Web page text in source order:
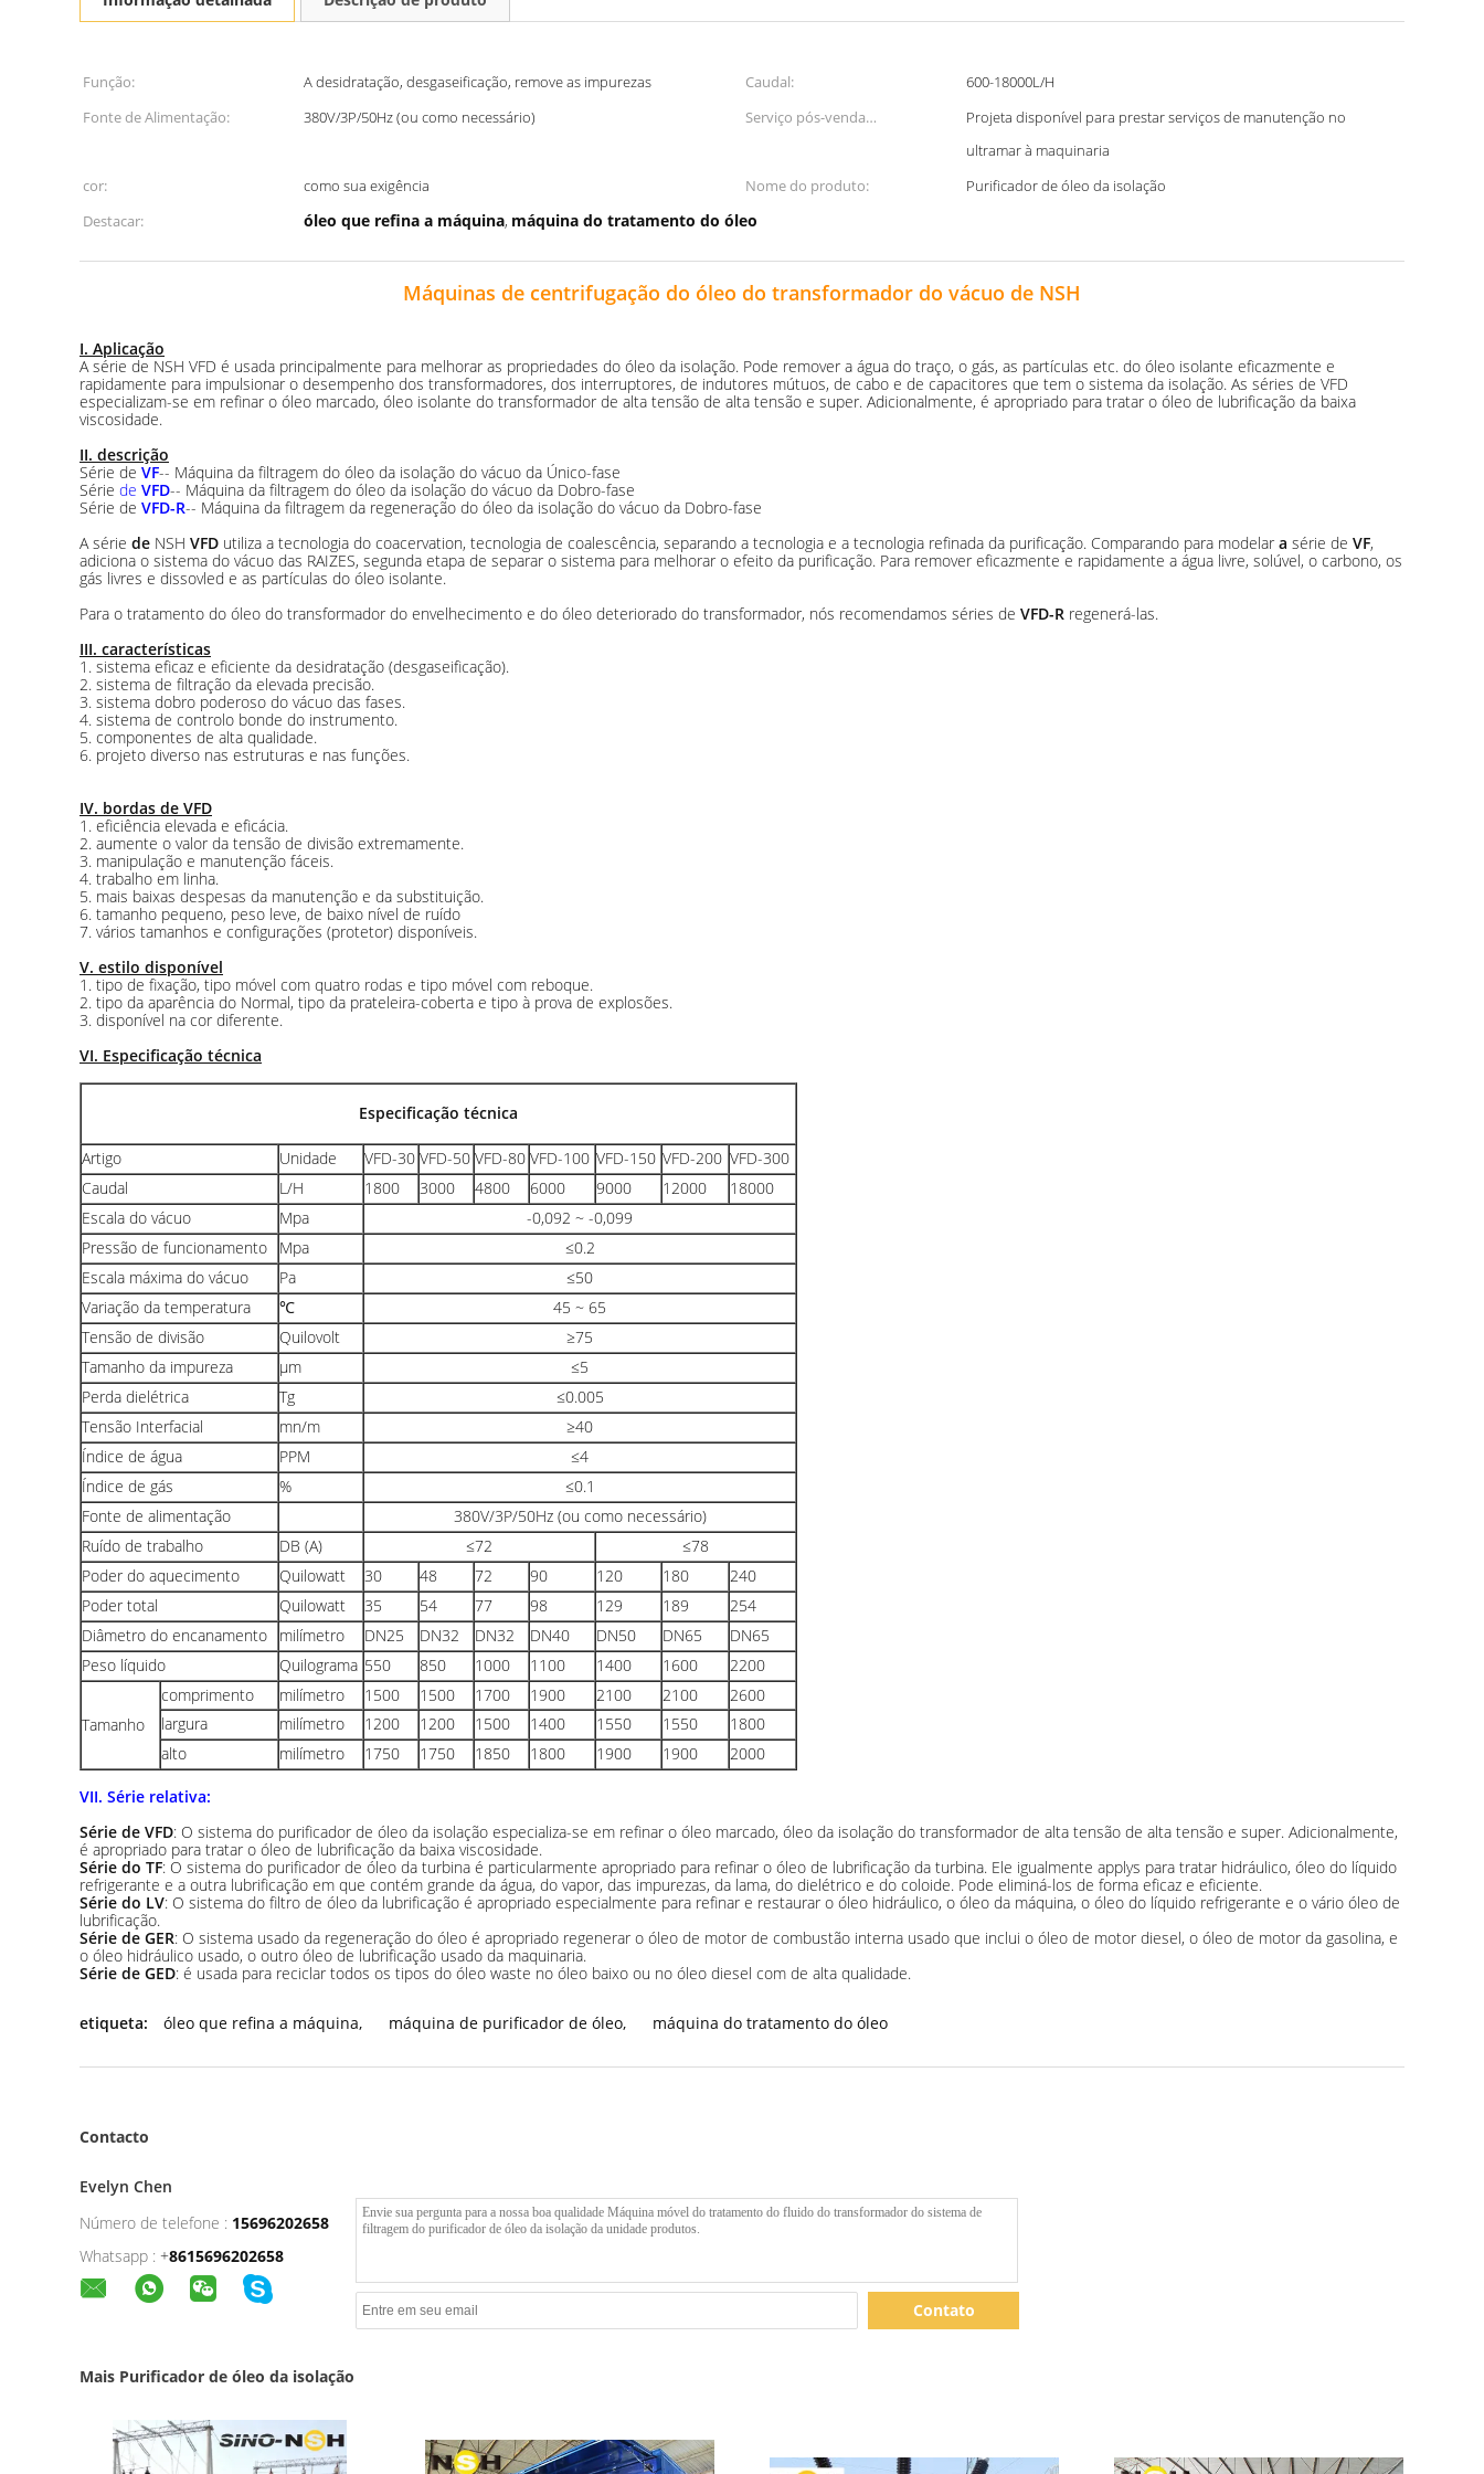
Função: A desidratação, desgaseificação, remove as impurezas Caudal:
600-18000L/H
Fonte de Alimentação:
380V/3P/50Hz (ou como necessário)
Serviço pós-venda
Projeta disponível para prestar serviços de manutenção no
ultramar à maquinaria
cor:
como sua exigência Nome do produto:
Purificador de óleo da isolação
Destacar:
óleo que refina a máquina, máquina do tratamento do óleo
Máquinas de centrifugação do óleo do transformador do vácuo de NSH
I. Aplicação
A série de NSH VFD é usada principalmente para melhorar as propriedades do óleo da isolação. Pode remover a água do traço, o gás, as partículas etc. do óleo isolante eficazmente e
rapidamente para impulsionar o desempenho dos transformadores, dos interruptores, de indutores mútuos, de cabo e de capacitores que tem o sistema da isolação. As séries de VFD
especializam-se em refinar o óleo marcado, óleo isolante do transformador de alta tensão de alta tensão e super. Adicionalmente, é apropriado para tratar o óleo de lubrificação da baixa
viscosidade.
II. descrição
Série de VF-- Máquina da filtragem do óleo da isolação do vácuo da Único-fase
Série de VFD-- Máquina da filtragem do óleo da isolação do vácuo da Dobro-fase
Série de VFD-R-- Máquina da filtragem da regeneração do óleo da isolação do vácuo da Dobro-fase
A série de NSH VFD utiliza a tecnologia do coacervation, tecnologia de coalescência, separando a tecnologia e a tecnologia refinada da purificação. Comparando para modelar a série de VF,
adiciona o sistema do vácuo das RAIZES, segunda etapa de separar o sistema para melhorar o efeito da purificação. Para remover eficazmente e rapidamente a água livre, solúvel, o carbono, os
gás livres e dissovled e as partículas do óleo isolante.
Para o tratamento do óleo do transformador do envelhecimento e do óleo deteriorado do transformador, nós recomendamos séries de VFD-R regenerá-las.
III. características
1. sistema eficaz e eficiente da desidratação (desgaseificação).
2. sistema de filtração da elevada precisão.
3. sistema dobro poderoso do vácuo das fases.
4. sistema de controlo bonde do instrumento.
5. componentes de alta qualidade.
6. projeto diverso nas estruturas e nas funções.
IV. bordas de VFD
1. eficiência elevada e eficácia.
2. aumente o valor da tensão de divisão extremamente.
3. manipulação e manutenção fáceis.
4. trabalho em linha.
5. mais baixas despesas da manutenção e da substituição.
6. tamanho pequeno, peso leve, de baixo nível de ruído
7. vários tamanhos e configurações (protetor) disponíveis.
V. estilo disponível
1. tipo de fixação, tipo móvel com quatro rodas e tipo móvel com reboque.
2. tipo da aparência do Normal, tipo da prateleira-coberta e tipo à prova de explosões.
3. disponível na cor diferente.
VI. Especificação técnica
Especificação técnica
Artigo Unidade VFD-30 VFD-50 VFD-80 VFD-100 VFD-150 VFD-200 VFD-300
Caudal
L/H 1800 3000 4800 6000 9000 12000
18000
Escala do vácuo
Mpa
-0,092 ~ -0,099
Pressão de funcionamento
Mpa
≤0.2
Escala máxima do vácuo
Pa
≤50
Variação da temperatura
℃
45 ~ 65
Tensão de divisão
Quilovolt
≥75
Tamanho da impureza
μm
≤5
Perda dielétrica
Tg
≤0.005
Tensão Interfacial
mn/m
≥40
Índice de água
PPM
≤4
Índice de gás
%
≤0.1
Fonte de alimentação
380V/3P/50Hz (ou como necessário)
Ruído de trabalho
DB (A) ≤72
≤78
Poder do aquecimento
Quilowatt 30 48 72 90 120 180
240
Poder total
Quilowatt 35 54 77 98 129 189
254
Diâmetro do encanamento
milímetro DN25 DN32 DN32 DN40 DN50 DN65
DN65
Peso líquido
Quilograma 550 850 1000 1100 1400 1600 2200
Tamanho
comprimento milímetro 1500 1500 1700 1900 2100 2100
2600
largura
milímetro 1200 1200 1500 1400 1550 1550
1800
alto
milímetro 1750 1750 1850 1800 1900 1900 2000
VII. Série relativa:
Série de VFD: O sistema do purificador de óleo da isolação especializa-se em refinar o óleo marcado, óleo da isolação do transformador de alta tensão de alta tensão e super. Adicionalmente,
é apropriado para tratar o óleo de lubrificação da baixa viscosidade.
Série do TF: O sistema do purificador de óleo da turbina é particularmente apropriado para refinar o óleo de lubrificação da turbina. Ele igualmente applys para tratar hidráulico, óleo do líquido
refrigerante e a outra lubrificação em que contém grande da água, do vapor, das impurezas, da lama, do dielétrico e do coloide. Pode eliminá-los de forma eficaz e eficiente.
Série do LV: O sistema do filtro de óleo da lubrificação é apropriado especialmente para refinar e restaurar o óleo hidráulico, o óleo da máquina, o óleo do líquido refrigerante e o vário óleo de
lubrificação.
Série de GER: O sistema usado da regeneração do óleo é apropriado regenerar o óleo de motor de combustão interna usado que inclui o óleo de motor diesel, o óleo de motor da gasolina, e
o óleo hidráulico usado, o outro óleo de lubrificação usado da maquinaria.
Série de GED: é usada para reciclar todos os tipos do óleo waste no óleo baixo ou no óleo diesel com de alta qualidade.
etiqueta: óleo que refina a máquina, máquina de purificador de óleo, máquina do tratamento do óleo
Contacto
Evelyn Chen
Número de telefone : 15696202658
Whatsapp : +8615696202658
Contato
Mais Purificador de óleo da isolação